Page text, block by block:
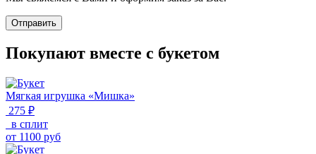
Отправить
Покупают вместе с букетом
Мягкая игрушка «Мишка»
275 ₽
в сплит
от 1100 руб